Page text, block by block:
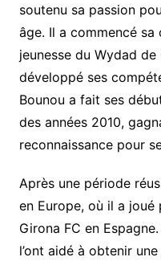
soutenu sa passion
âge. Il a commencé sa
jeunesse du Wydad
développé ses
Bounou a fait ses
des années 2010,
reconnaissance pour
Après une période
en Europe, où il a
Girona FC en
l’ont aidé à obtenir